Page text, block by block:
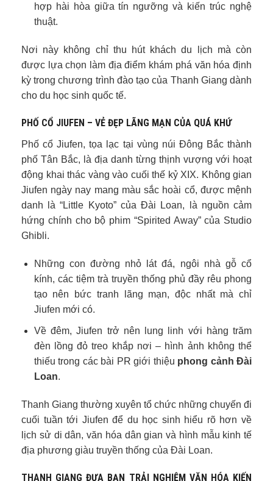
hợp hài hòa giữa tín ngưỡng và kiến trúc nghệ
thuật.
Nơi này không chỉ thu hút khách du lịch mà còn
được lựa chọn làm địa điểm khám phá văn hóa định
kỳ trong chương trình đào tạo của Thanh Giang dành
cho du học sinh quốc tế.
PHỐ CỔ JIUFEN – VẺ ĐẸP LÃNG MẠN CỦA QUÁ KHỨ
Phố cổ Jiufen, tọa lạc tại vùng núi Đông Bắc thành
phố Tân Bắc, là địa danh từng thịnh vượng với hoạt
động khai thác vàng vào cuối thế kỷ XIX. Không gian
Jiufen ngày nay mang màu sắc hoài cổ, được mệnh
danh là “Little Kyoto” của Đài Loan, là nguồn cảm
hứng chính cho bộ phim “Spirited Away” của Studio
Ghibli.
Những con đường nhỏ lát đá, ngôi nhà gỗ cổ
kính, các tiệm trà truyền thống phủ đầy rêu phong
tạo nên bức tranh lãng mạn, độc nhất mà chỉ
Jiufen mới có.
Về đêm, Jiufen trở nên lung linh với hàng trăm
đèn lồng đỏ treo khắp nơi – hình ảnh không thể
thiếu trong các bài PR giới thiệu phong cảnh Đài
Loan.
Thanh Giang thường xuyên tổ chức những chuyến đi
cuối tuần tới Jiufen để du học sinh hiểu rõ hơn về
lịch sử di dân, văn hóa dân gian và hình mẫu kinh tế
địa phương giàu truyền thống của Đài Loan.
THANH GIANG ĐƯA BẠN TRẢI NGHIỆM VĂN HÓA KIẾN